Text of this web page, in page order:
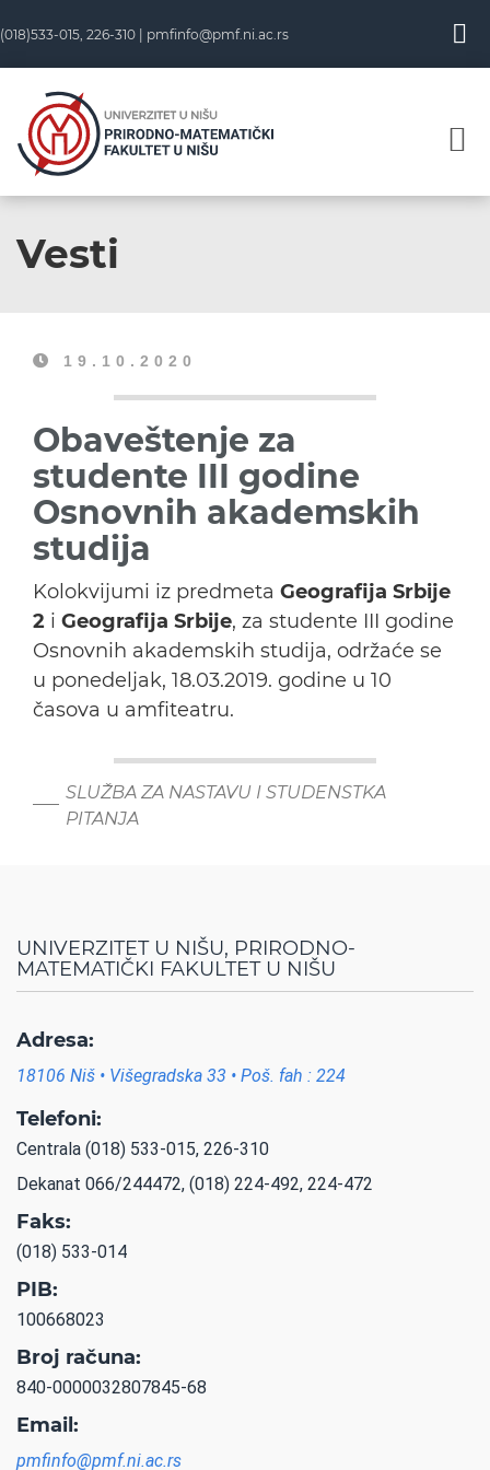
(018)533-015, 226-310 | pmfinfo@pmf.ni.ac.rs
Vesti
19.10.2020
Obaveštenje za
studente III godine
Osnovnih akademskih
studija
Kolokvijumi iz predmeta Geografija Srbije
2 i Geografija Srbije, za studente III godine
Osnovnih akademskih studija, održaće se
u ponedeljak, 18.03.2019. godine u 10
časova u amfiteatru.
SLUŽBA ZA NASTAVU I STUDENSTKA
PITANJA
UNIVERZITET U NIŠU, PRIRODNO-
MATEMATIČKI FAKULTET U NIŠU
Adresa:
18106 Niš • Višegradska 33 • Poš. fah : 224
Telefoni:
Centrala (018) 533-015, 226-310
Dekanat 066/244472, (018) 224-492, 224-472
Faks:
(018) 533-014
PIB:
100668023
Broj računa:
840-0000032807845-68
Email:
pmfinfo@pmf.ni.ac.rs